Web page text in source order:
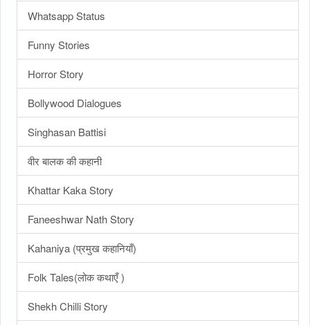
Whatsapp Status
Funny Stories
Horror Story
Bollywood Dialogues
Singhasan Battisi
वीर बालक की कहानी
Khattar Kaka Story
Faneeshwar Nath Story
Kahaniya (प्रमुख कहानियाँ)
Folk Tales(लोक कथाएँ )
Shekh Chilli Story